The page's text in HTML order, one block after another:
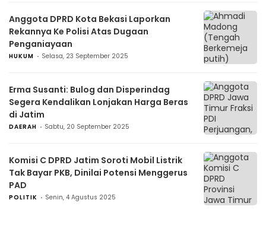
Anggota DPRD Kota Bekasi Laporkan
Rekannya Ke Polisi Atas Dugaan
Penganiayaan
HUKUM Selasa, 23 September 2025
Erma Susanti: Bulog dan Disperindag
Segera Kendalikan Lonjakan Harga Beras
di Jatim
DAERAH Sabtu, 20 September 2025
Komisi C DPRD Jatim Soroti Mobil Listrik
Tak Bayar PKB, Dinilai Potensi Menggerus
PAD
POLITIK Senin, 4 Agustus 2025